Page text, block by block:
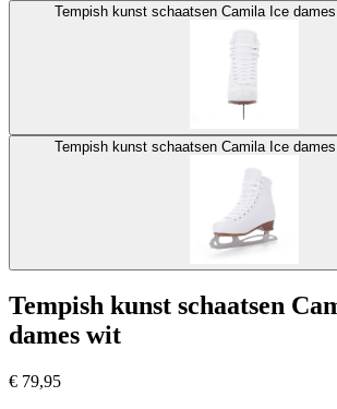
Tempish kunst schaatsen
dames wit
€ 79,95